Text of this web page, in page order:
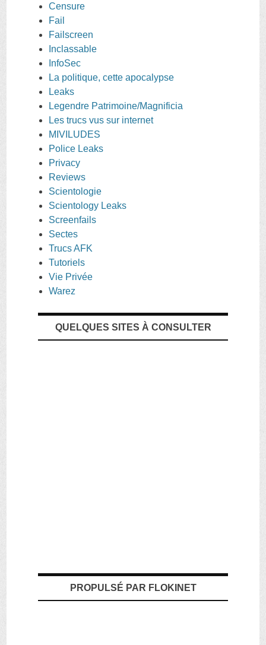
Censure
Fail
Failscreen
Inclassable
InfoSec
La politique, cette apocalypse
Leaks
Legendre Patrimoine/Magnificia
Les trucs vus sur internet
MIVILUDES
Police Leaks
Privacy
Reviews
Scientologie
Scientology Leaks
Screenfails
Sectes
Trucs AFK
Tutoriels
Vie Privée
Warez
QUELQUES SITES À CONSULTER
PROPULSÉ PAR FLOKINET